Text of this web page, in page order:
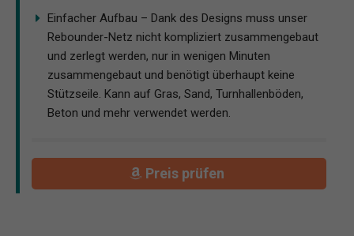
Einfacher Aufbau – Dank des Designs muss unser
Rebounder-Netz nicht kompliziert zusammengebaut
und zerlegt werden, nur in wenigen Minuten
zusammengebaut und benötigt überhaupt keine
Stützseile. Kann auf Gras, Sand, Turnhallenböden,
Beton und mehr verwendet werden.
Preis prüfen